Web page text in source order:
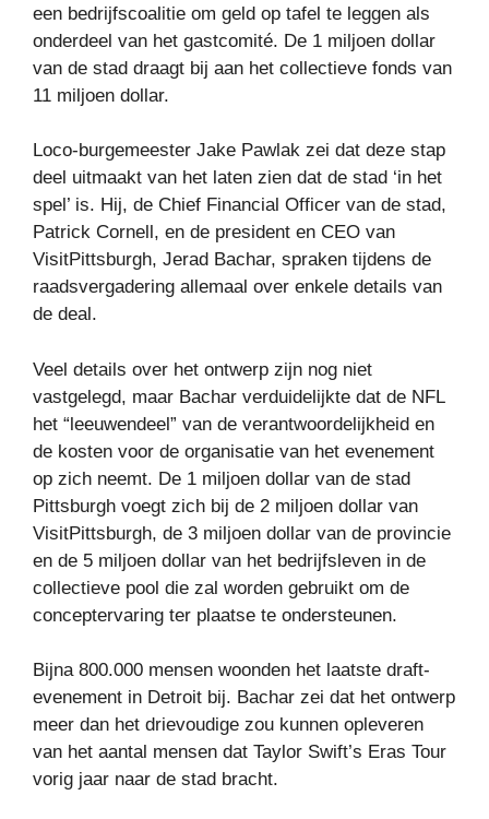
een bedrijfscoalitie om geld op tafel te leggen als
onderdeel van het gastcomité. De 1 miljoen dollar
van de stad draagt ​​bij aan het collectieve fonds van
11 miljoen dollar.
Loco-burgemeester Jake Pawlak zei dat deze stap
deel uitmaakt van het laten zien dat de stad ‘in het
spel’ is. Hij, de Chief Financial Officer van de stad,
Patrick Cornell, en de president en CEO van
VisitPittsburgh, Jerad Bachar, spraken tijdens de
raadsvergadering allemaal over enkele details van
de deal.
Veel details over het ontwerp zijn nog niet
vastgelegd, maar Bachar verduidelijkte dat de NFL
het “leeuwendeel” van de verantwoordelijkheid en
de kosten voor de organisatie van het evenement
op zich neemt. De 1 miljoen dollar van de stad
Pittsburgh voegt zich bij de 2 miljoen dollar van
VisitPittsburgh, de 3 miljoen dollar van de provincie
en de 5 miljoen dollar van het bedrijfsleven in de
collectieve pool die zal worden gebruikt om de
conceptervaring ter plaatse te ondersteunen.
Bijna 800.000 mensen woonden het laatste draft-
evenement in Detroit bij. Bachar zei dat het ontwerp
meer dan het drievoudige zou kunnen opleveren
van het aantal mensen dat Taylor Swift’s Eras Tour
vorig jaar naar de stad bracht.